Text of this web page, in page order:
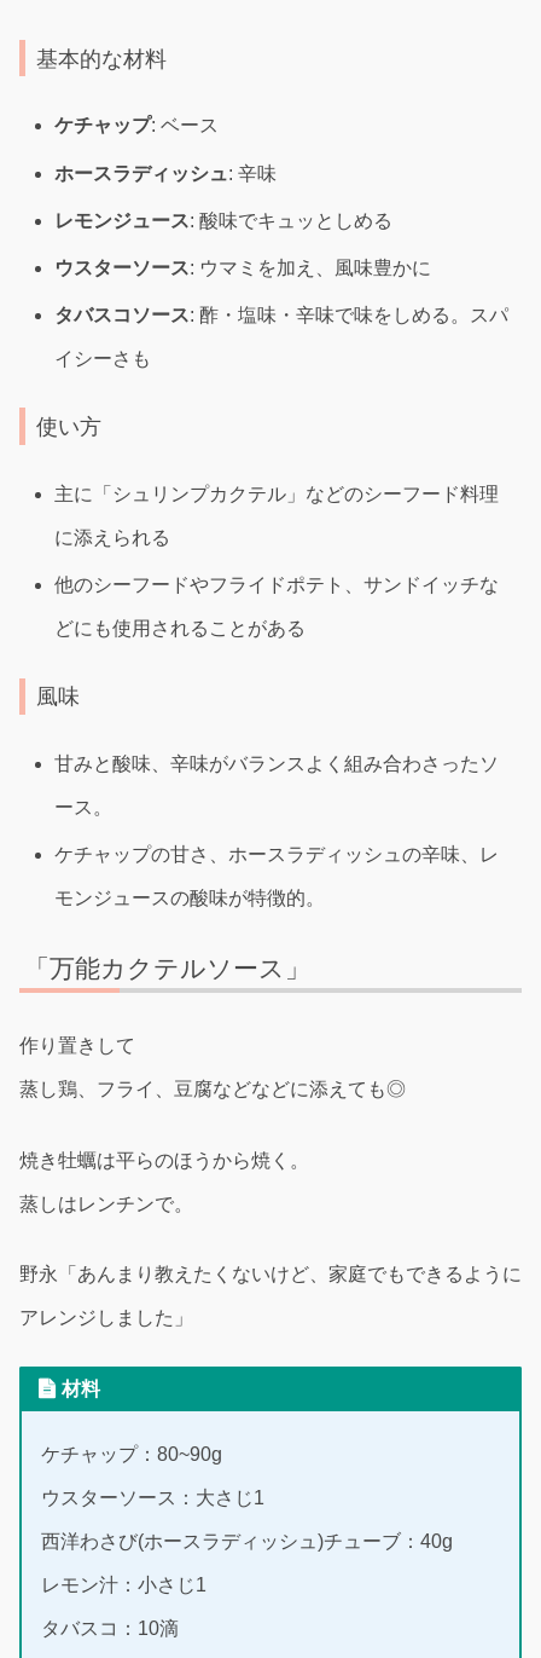
基本的な材料
ケチャップ: ベース
ホースラディッシュ: 辛味
レモンジュース: 酸味でキュッとしめる
ウスターソース: ウマミを加え、風味豊かに
タバスコソース: 酢・塩味・辛味で味をしめる。スパ
イシーさも
使い方
主に「シュリンプカクテル」などのシーフード料理
に添えられる
他のシーフードやフライドポテト、サンドイッチな
どにも使用されることがある
風味
甘みと酸味、辛味がバランスよく組み合わさったソ
ース。
ケチャップの甘さ、ホースラディッシュの辛味、レ
モンジュースの酸味が特徴的。
「万能カクテルソース」
作り置きして
蒸し鶏、フライ、豆腐などなどに添えても◎
焼き牡蠣は平らのほうから焼く。
蒸しはレンチンで。
野永「あんまり教えたくないけど、家庭でもできるように
アレンジしました」
材料
ケチャップ：80~90g
ウスターソース：大さじ1
西洋わさび(ホースラディッシュ)チューブ：40g
レモン汁：小さじ1
タバスコ：10滴